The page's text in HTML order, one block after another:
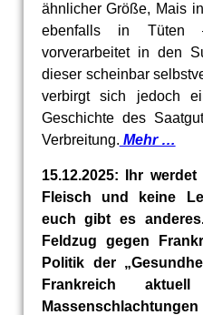
ähnlicher Größe, Mais
ebenfalls in Tüten
vorverarbeitet in den
dieser scheinbar
verbirgt sich jedoch
Geschichte des
Verbreitung. Mehr …
15.12.2025: Ihr
Fleisch und keine
euch gibt es
Feldzug gegen
Politik der
Frankreich